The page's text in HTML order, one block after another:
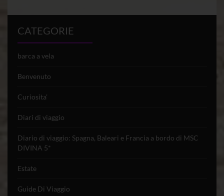
CATEGORIE
barca a vela
Benvenuto
Curiosita'
Diari di viaggio
Diario di viaggio: Spagna, Baleari e Francia a bordo di MSC
DIVINA 5*
Estate
Guide Di Viaggio